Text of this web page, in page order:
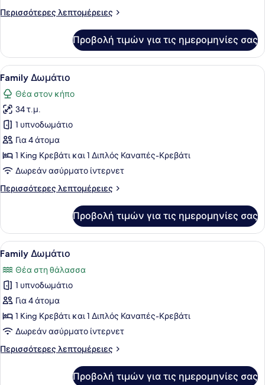
(Double)
Περισσότερες λεπτομέρειες
Περισσότερες
Δίκλινο
Δωμάτιο
(Double)
Προβολή τιμών για τις ημερομηνίες σας
Προβολή
όλων
των
φωτογραφιών
για
Family
Δωμάτιο
Ένα σύγχρονο δωμάτιο
3
Family Δωμάτιο
Θέα στον κήπο
34 τ.μ.
1 υπνοδωμάτιο
Για 4 άτομα
1 King Κρεβάτι και 1 Διπλός Καναπές-Κρεβάτι
Δωρεάν ασύρματο ίντερνετ
Περισσότερες λεπτομέρειες
Περισσότερες
Δωμάτιο
Προβολή τιμών για τις ημερομηνίες σας
Προβολή
όλων
των
φωτογραφιών
για
Family
Δωμάτιο
Ένα σύγχρονο δωμάτιο
3
Family Δωμάτιο
Θέα στη θάλασσα
1 υπνοδωμάτιο
Για 4 άτομα
1 King Κρεβάτι και 1 Διπλός Καναπές-Κρεβάτι
Δωρεάν ασύρματο ίντερνετ
Περισσότερες λεπτομέρειες
Περισσότερες
Προβολή τιμών για τις ημερομηνίες σας